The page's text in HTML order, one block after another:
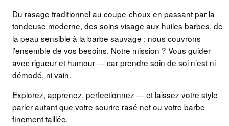
Du rasage traditionnel au coupe-choux en passant par la
tondeuse moderne, des soins visage aux huiles barbes, de
la peau sensible à la barbe sauvage : nous couvrons
l’ensemble de vos besoins. Notre mission ? Vous guider
avec rigueur et humour — car prendre soin de soi n’est ni
démodé, ni vain.
Explorez, apprenez, perfectionnez — et laissez votre style
parler autant que votre sourire rasé net ou votre barbe
finement taillée.